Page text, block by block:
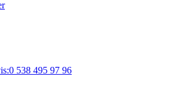
0 538 495 97 96